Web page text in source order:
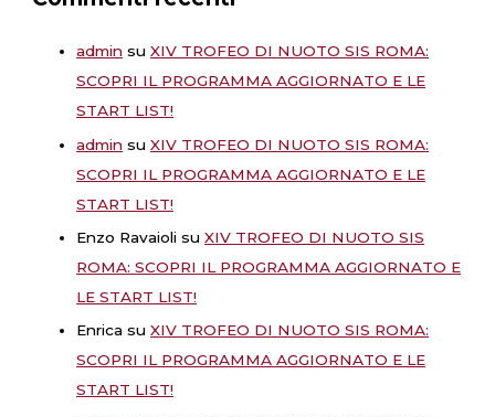
admin suXIV TROFEO DI NUOTO SIS ROMA:
SCOPRI IL PROGRAMMA AGGIORNATO E LE
START LIST!
admin suXIV TROFEO DI NUOTO SIS ROMA:
SCOPRI IL PROGRAMMA AGGIORNATO E LE
START LIST!
Enzo Ravaioli suXIV TROFEO DI NUOTO SIS
ROMA: SCOPRI IL PROGRAMMA AGGIORNATO E
LE START LIST!
Enrica suXIV TROFEO DI NUOTO SIS ROMA:
SCOPRI IL PROGRAMMA AGGIORNATO E LE
START LIST!